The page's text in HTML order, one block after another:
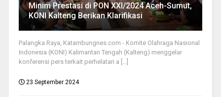
Minim Prestasi di PON XXI/2024 Aceh-Sumut,
KONI Kalteng Berikan Klarifikasi
Palangka Raya, Katambungnes.com - Komite Olahraga Nasional
Indonesia (KONI) Kalimantan Tengah (Kalteng) menggelar
konferensi pers terkait perhelatan a [...]
23 September 2024